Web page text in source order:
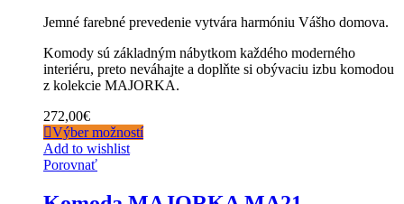
Jemné farebné prevedenie vytvára harmóniu Vášho domova.
Komody sú základným nábytkom každého moderného
interiéru, preto neváhajte a doplňte si obývaciu izbu komodou
z kolekcie MAJORKA.
272,00€
Výber možností
Add to wishlist
Porovnať